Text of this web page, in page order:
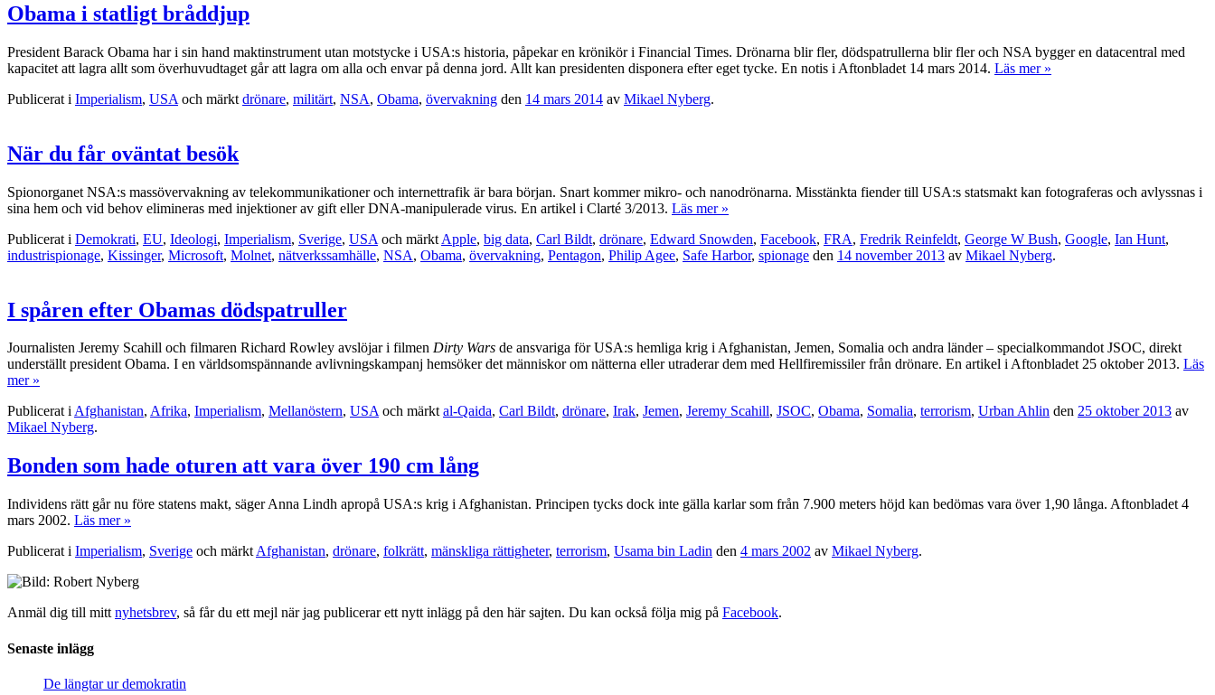
Obama i statligt bråddjup
President Barack Obama har i sin hand maktinstrument utan motstycke i USA:s historia, påpekar en krönikör i Financial Times. Drönarna blir fler, dödspatrullerna blir fler och NSA bygger en datacentral med
kapacitet att lagra allt som överhuvudtaget går att lagra om alla och envar på denna jord. Allt kan presidenten disponera efter eget tycke. En notis i Aftonbladet 14 mars 2014. Läs mer »
Publicerat i Imperialism, USA och märkt drönare, militärt, NSA, Obama, övervakning den 14 mars 2014 av Mikael Nyberg.
När du får oväntat besök
Spionorganet NSA:s massövervakning av telekommunikationer och internettrafik är bara början. Snart kommer mikro- och nanodrönarna. Misstänkta fiender till USA:s statsmakt kan fotograferas och avlyssnas i
sina hem och vid behov elimineras med injektioner av gift eller DNA-manipulerade virus. En artikel i Clarté 3/2013. Läs mer »
Publicerat i Demokrati, EU, Ideologi, Imperialism, Sverige, USA och märkt Apple, big data, Carl Bildt, drönare, Edward Snowden, Facebook, FRA, Fredrik Reinfeldt, George W Bush, Google, Ian Hunt,
industrispionage, Kissinger, Microsoft, Molnet, nätverkssamhälle, NSA, Obama, övervakning, Pentagon, Philip Agee, Safe Harbor, spionage den 14 november 2013 av Mikael Nyberg.
I spåren efter Obamas dödspatruller
Journalisten Jeremy Scahill och filmaren Richard Rowley avslöjar i filmen Dirty Wars de ansvariga för USA:s hemliga krig i Afghanistan, Jemen, Somalia och andra länder – specialkommandot JSOC, direkt
underställt president Obama. I en världsomspännande avlivningskampanj hemsöker det människor om nätterna eller utraderar dem med Hellfiremissiler från drönare. En artikel i Aftonbladet 25 oktober 2013. Läs
mer »
Publicerat iAfghanistan, Afrika, Imperialism, Mellanöstern, USAoch märktal-Qaida, Carl Bildt, drönare, Irak, Jemen, Jeremy Scahill, JSOC, Obama, Somalia, terrorism, Urban Ahlin den 25 oktober 2013 av
Mikael Nyberg.
Bonden som hade oturen att vara över 190 cm lång
Individens rätt går nu före statens makt, säger Anna Lindh apropå USA:s krig i Afghanistan. Principen tycks dock inte gälla karlar som från 7.900 meters höjd kan bedömas vara över 1,90 långa. Aftonbladet 4
mars 2002. Läs mer »
Publicerat i Imperialism, Sverige och märkt Afghanistan, drönare, folkrätt, mänskliga rättigheter, terrorism, Usama bin Ladin den 4 mars 2002 av Mikael Nyberg.
Anmäl dig till mitt nyhetsbrev, så får du ett mejl när jag publicerar ett nytt inlägg på den här sajten. Du kan också följa mig på Facebook.
Senaste inlägg
De längtar ur demokratin